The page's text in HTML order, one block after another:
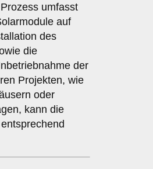
umfasst
auf
des
die
der
Projekten, wie
oder
kann die